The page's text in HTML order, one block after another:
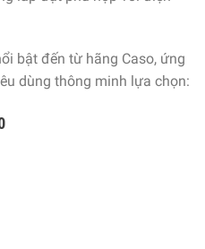
bật đến từ hãng Caso, ứng
dùng thông minh lựa chọn: